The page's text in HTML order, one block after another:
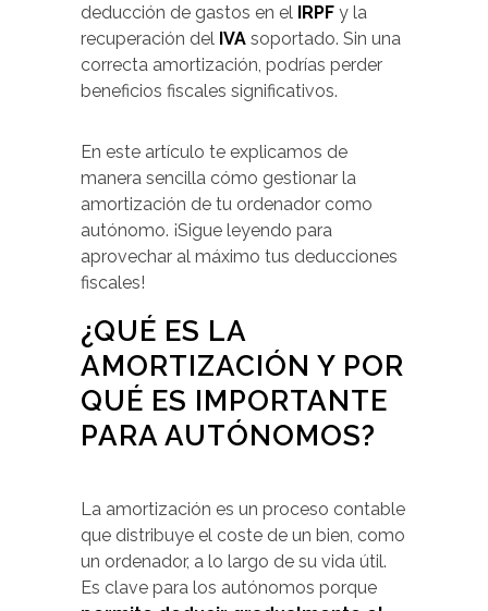
deducción de gastos en el IRPF y la
recuperación del IVA soportado. Sin una
correcta amortización, podrías perder
beneficios fiscales significativos.
En este artículo te explicamos de
manera sencilla cómo gestionar la
amortización de tu ordenador como
autónomo. ¡Sigue leyendo para
aprovechar al máximo tus deducciones
fiscales!
¿QUÉ ES LA
AMORTIZACIÓN Y POR
QUÉ ES IMPORTANTE
PARA AUTÓNOMOS?
La amortización es un proceso contable
que distribuye el coste de un bien, como
un ordenador, a lo largo de su vida útil.
Es clave para los autónomos porque